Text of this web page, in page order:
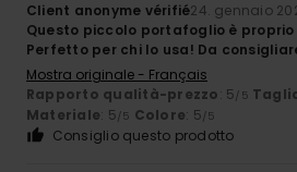
Client anonyme vérifié24. gennaio
Questo piccolo portafoglio è
Perfetto per chi lo usa! Da
Mostra originale - Français
Rapporto qualità-prezzo: 5/5
Materiale: 5/5 Colore: 5/5
Consiglio questo prodotto